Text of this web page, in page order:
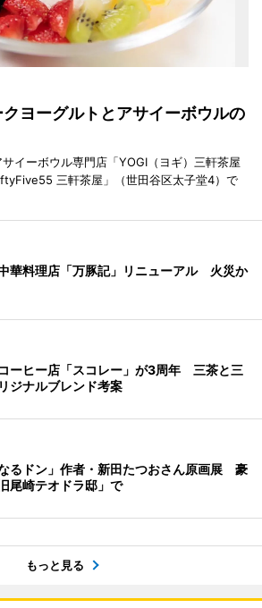
ヨーグルトとアサイーボウルの
イーボウル専門店「YOGI（ヨギ）三軒茶屋
三軒茶屋」（世田谷区太子堂4）で
華料理店「万豚記」リニューアル 火災か
ーヒー店「スコレー」が3周年 三茶と三
ジナルブレンド考案
なるドン」作者・新田たつおさん原画展 豪
尾崎テオドラ邸」で
もっと見る